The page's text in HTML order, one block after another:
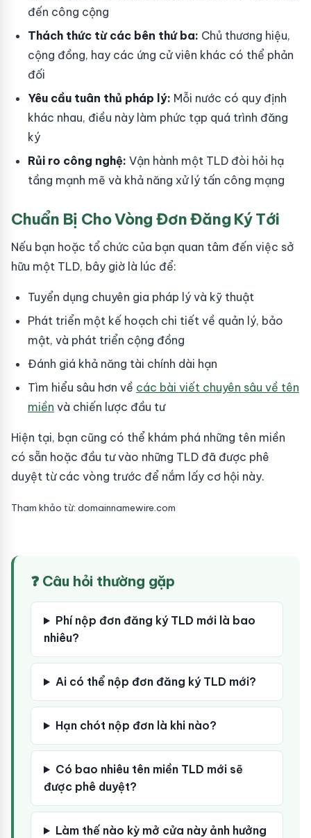
đến công cộng
Thách thức từ các bên thứ ba: Chủ thương hiệu,
cộng đồng, hay các ứng cử viên khác có thể phản
đối
Yêu cầu tuân thủ pháp lý: Mỗi nước có quy định
khác nhau, điều này làm phức tạp quá trình đăng
ký
Rủi ro công nghệ: Vận hành một TLD đòi hỏi hạ
tầng mạnh mẽ và khả năng xử lý tấn công mạng
Chuẩn Bị Cho Vòng Đơn Đăng Ký Tới
Nếu bạn hoặc tổ chức của bạn quan tâm đến việc sở
hữu một TLD, bây giờ là lúc để:
Tuyển dụng chuyên gia pháp lý và kỹ thuật
Phát triển một kế hoạch chi tiết về quản lý, bảo
mật, và phát triển cộng đồng
Đánh giá khả năng tài chính dài hạn
Tìm hiểu sâu hơn về các bài viết chuyên sâu về tên
miền và chiến lược đầu tư
Hiện tại, bạn cũng có thể khám phá những tên miền
có sẵn hoặc đầu tư vào những TLD đã được phê
duyệt từ các vòng trước để nắm lấy cơ hội này.
Tham khảo từ: domainnamewire.com
❓ Câu hỏi thường gặp
Phí nộp đơn đăng ký TLD mới là bao
nhiêu?
Ai có thể nộp đơn đăng ký TLD mới?
Hạn chót nộp đơn là khi nào?
Có bao nhiêu tên miền TLD mới sẽ
được phê duyệt?
Làm thế nào kỳ mở cửa này ảnh hưởng